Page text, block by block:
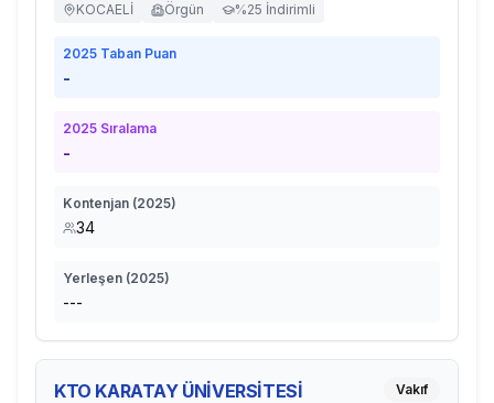
KOCAELİ Örgün %25 İndirimli
2025 Taban Puan
-
2025 Sıralama
-
Kontenjan (2025)
34
Yerleşen (2025)
---
KTO KARATAY ÜNİVERSİTESİ Vakıf